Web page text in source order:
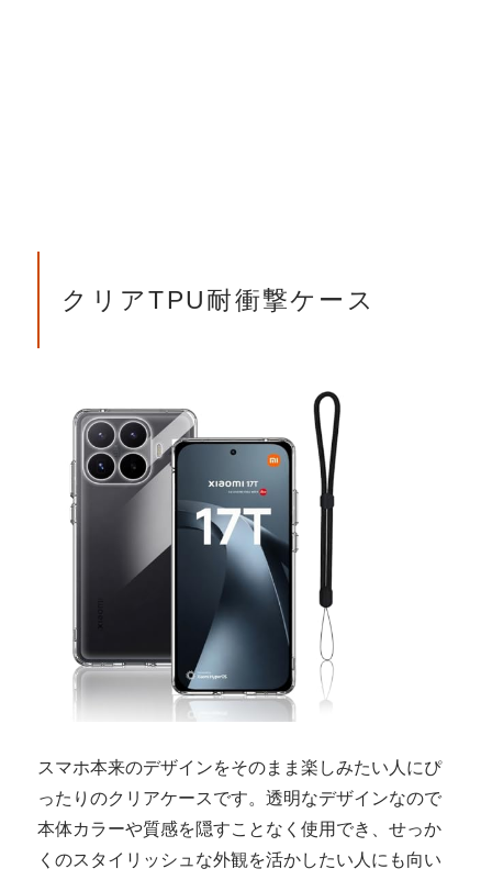
クリアTPU耐衝撃ケース
スマホ本来のデザインをそのまま楽しみたい人にぴ
ったりのクリアケースです。透明なデザインなので
本体カラーや質感を隠すことなく使用でき、せっか
くのスタイリッシュな外観を活かしたい人にも向い